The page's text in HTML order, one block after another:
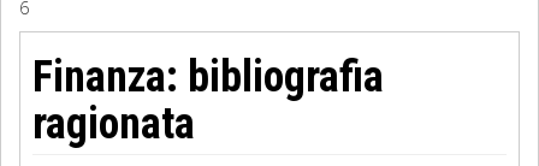
Filosofia
Storia
6
Finanza: bibliografia
ragionata